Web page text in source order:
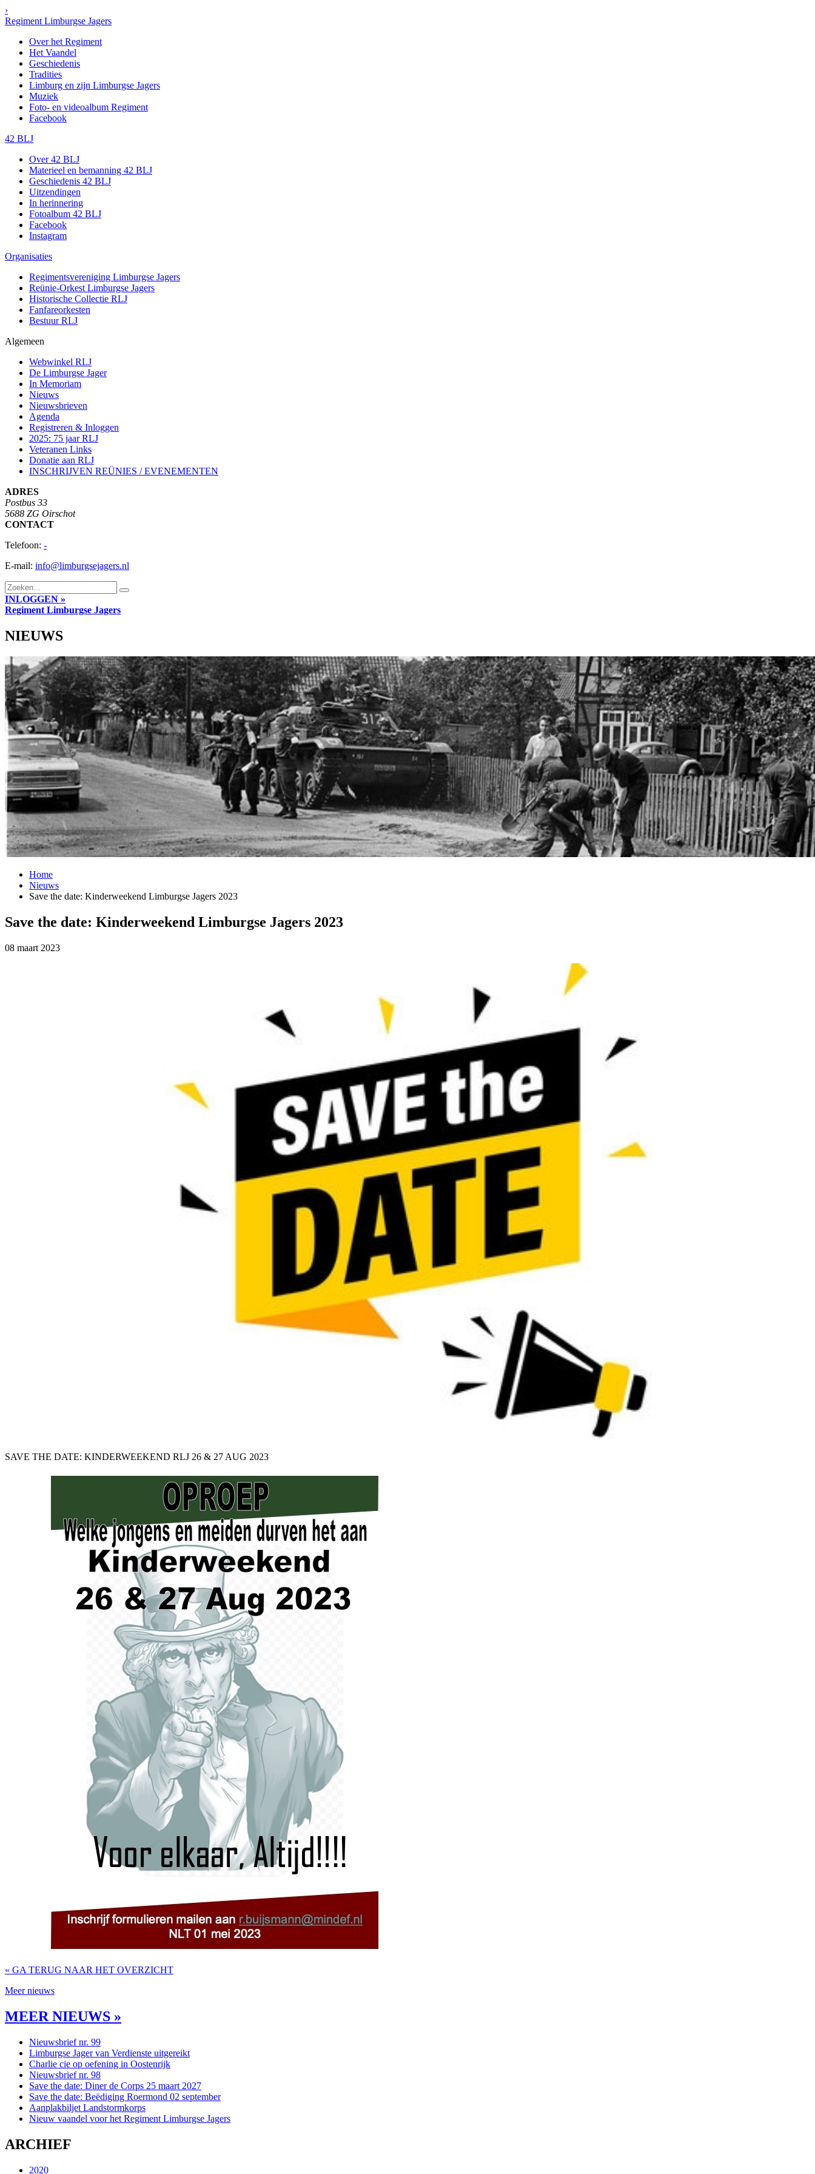
›
Regiment Limburgse Jagers
Over het Regiment
Het Vaandel
Geschiedenis
Tradities
Limburg en zijn Limburgse Jagers
Muziek
Foto- en videoalbum Regiment
Facebook
42 BLJ
Over 42 BLJ
Materieel en bemanning 42 BLJ
Geschiedenis 42 BLJ
Uitzendingen
In herinnering
Fotoalbum 42 BLJ
Facebook
Instagram
Organisaties
Regimentsvereniging Limburgse Jagers
Reünie-Orkest Limburgse Jagers
Historische Collectie RLJ
Fanfareorkesten
Bestuur RLJ
Algemeen
Webwinkel RLJ
De Limburgse Jager
In Memoriam
Nieuws
Nieuwsbrieven
Agenda
Registreren & Inloggen
2025: 75 jaar RLJ
Veteranen Links
Donatie aan RLJ
INSCHRIJVEN REÜNIES / EVENEMENTEN
ADRES
Postbus 33
5688 ZG Oirschot
CONTACT
Telefoon: -
E-mail: info@limburgsejagers.nl
INLOGGEN »
Regiment Limburgse Jagers
NIEUWS
Home
Nieuws
Save the date: Kinderweekend Limburgse Jagers 2023
Save the date: Kinderweekend Limburgse Jagers 2023
08 maart 2023
SAVE THE DATE: KINDERWEEKEND RLJ 26 & 27 AUG 2023
« GA TERUG NAAR HET OVERZICHT
Meer nieuws
MEER NIEUWS »
Nieuwsbrief nr. 99
Limburgse Jager van Verdienste uitgereikt
Charlie cie op oefening in Oostenrijk
Nieuwsbrief nr. 98
Save the date: Diner de Corps 25 maart 2027
Save the date: Beëdiging Roermond 02 september
Aanplakbiljet Landstormkorps
Nieuw vaandel voor het Regiment Limburgse Jagers
ARCHIEF
2020